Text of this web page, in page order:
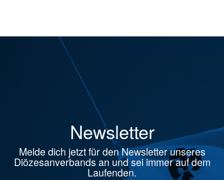
Newsletter
Melde dich jetzt für den Newsletter unseres
Diözesanverbands an und sei immer auf dem
Laufenden.